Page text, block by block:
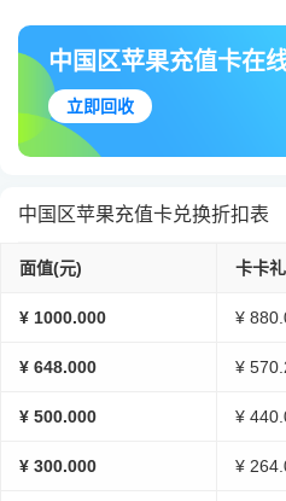
中国区苹果充值卡在
立即回收
中国区苹果充值卡兑换折扣表
面值(元) 卡卡
¥ 1000.000 ¥
¥ 648.000 ¥
¥ 500.000 ¥
¥ 300.000 ¥